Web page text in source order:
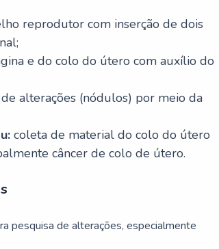
reprodutor com inserção de dois
e do colo do útero com auxílio do
alterações (nódulos) por meio da
coleta de material do colo do útero
câncer de colo de útero.
pesquisa de alterações, especialmente